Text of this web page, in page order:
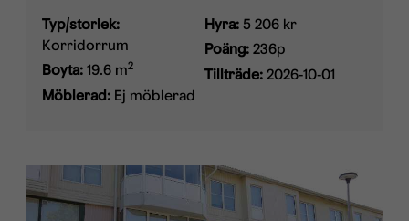
Typ/storlek:
Korridorrum
Boyta:19.6 m2
Möblerad: Ej möblerad
Hyra: 5 206 kr
Poäng: 236p
Tillträde: 2026-10-01